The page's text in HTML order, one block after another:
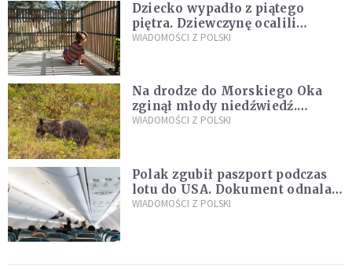
Dziecko wypadło z piątego
piętra. Dziewczynę ocalili
sąsiedzi
WIADOMOŚCI Z POLSKI
Na drodze do Morskiego Oka
zginął młody niedźwiedź.
Sprawę bada Policja i TPN
WIADOMOŚCI Z POLSKI
Polak zgubił paszport podczas
lotu do USA. Dokument odnalazł
się w nietypowym miejscu
WIADOMOŚCI Z POLSKI